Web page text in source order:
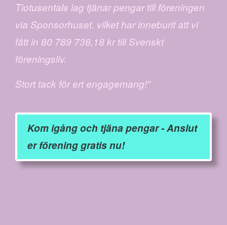
Tiotusentals lag tjänar pengar till föreningen
via Sponsorhuset. vilket har inneburit att vi
fått in 80 789 738,18 kr till Svenskt
föreningsliv.
Stort tack för ert engagemang!"
Kom igång och tjäna pengar - Anslut
er förening gratis nu!